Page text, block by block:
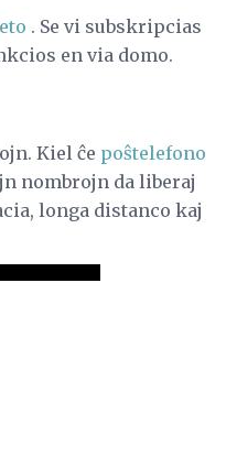
. Se vi subskripcias
en via domo.
Kiel ĉe poŝtelefono
nombrojn da liberaj
longa distanco kaj